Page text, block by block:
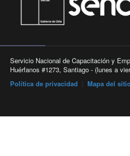
Servicio Nacional de Capacitación y
Huérfanos #1273, Santiago - (lunes a
Política de privacidad
Mapa del